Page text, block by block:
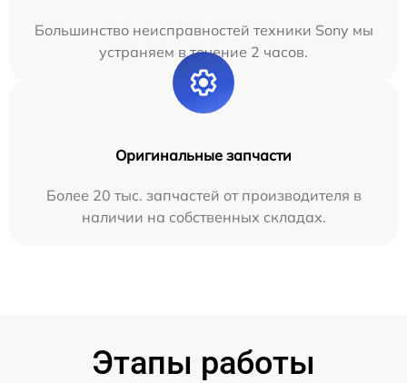
Большинство неисправностей техники Sony мы
устраняем в течение 2 часов.
Оригинальные запчасти
Более 20 тыс. запчастей от производителя в
наличии на собственных складах.
Этапы работы